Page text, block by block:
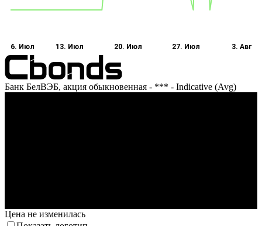
6. Июл 13. Июл 20. Июл 27. Июл 3. Авг
Банк БелВЭБ, акция обыкновенная - *** - Indicative (Avg)
Цена не изменилась